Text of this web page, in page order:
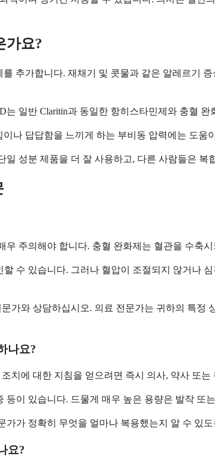
가요?
추가합니다. 재채기 및 콧물과 같은 알레르기
일반 Claritin과 동일한 항히스타민제와 충혈
나 답답함을 느끼게 하는 부비동 압력에는 도움
성분 제품을 더 잘 사용하고, 다른 사람들은 복
주의해야 합니다. 충혈 완화제는 혈관을 수축
수 있습니다. 그러나 혈압이 조절되지 않거나
가와 상담하십시오. 의료 전문가는 귀하의 특정
나요?
치에 대한 지침을 얻으려면 즉시 의사, 약사 또
이 있습니다. 드물게 매우 높은 용량은 발작 또
가 정확히 무엇을 얼마나 복용했는지 알 수 있
요?